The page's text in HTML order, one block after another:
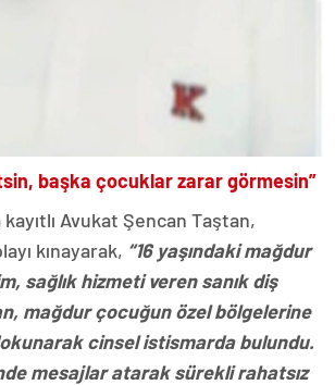
başka çocuklar zarar görmesin”
Avukat Şencan Taştan,
kınayarak, “16 yaşındaki mağdur
sağlık hizmeti veren sanık diş
mağdur çocuğun özel bölgelerine
cinsel istismarda bulundu.
mesajlar atarak sürekli rahatsız